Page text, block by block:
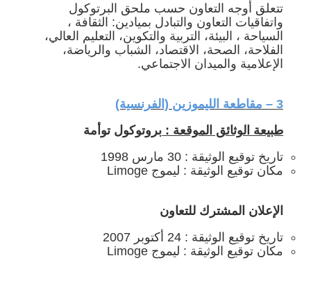
تتعلق أوجه التعاون حسب ملحق البرتوكول
واتفاقيات التعاون والتبادل بميادين: الثقافة ،
السياحة ، البيئة، التربية والتكوين، التعليم العالي،
الفلاحة، الصحة، الاقتصاد، الشباب والرياضة،
الإعلامية والميدان الاجتماعي.
3 – مقاطعة الليموزين (الفرنسية)
طبيعة الوثائق الموقعة : بروتوكول توأمة
تاريخ توقيع الوثيقة : 30 مارس 1998
مكان توقيع الوثيقة : ليموج Limoge
الإعلان المشترك للتعاون
تاريخ توقيع الوثيقة : 24 أكتوبر 2007
مكان توقيع الوثيقة : ليموج Limoge